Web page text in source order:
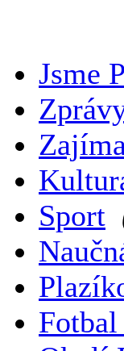
Jsme
Sport
Fotbal